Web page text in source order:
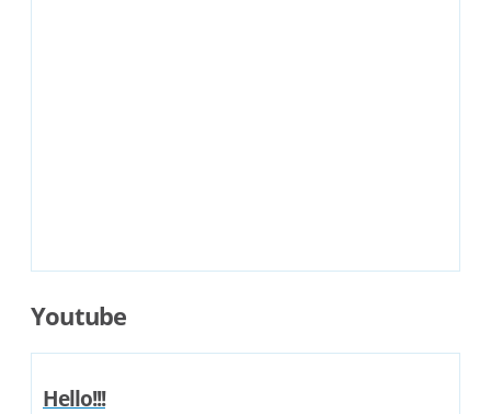
Youtube
Hello!!!